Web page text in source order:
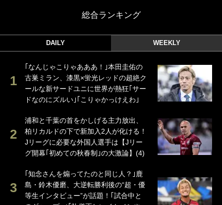
総合ランキング
DAILY WEEKLY
｢なんじゃこりゃあああ！｣本田圭佑の
古巣ミラン、漆黒×蛍光レッドの超絶ク
ールな新サードユニに世界が熱狂｢サー
ドなのにズルい｣｢こりゃかっけえわ｣
浦和と千葉の首をかしげる主力放出、
柏リカルドの下で新加入2人が化ける！
Jリーグに必要な外国人選手は【Jリー
グ開幕｢初めての秋春制｣の大激論】(4)
｢知念さんを煽ってたのと同じ人？｣鹿
島・鈴木優磨、大逆転勝利後の“超・優
等生インタビュー”が話題！｢試合中と